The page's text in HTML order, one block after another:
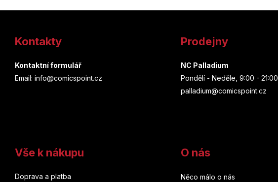
Kontakty
Kontaktní formulář
Email: info@comicspoint.cz
Prodejny
NC Palladium
Pondělí - Neděle, 9:00 - 21:00
palladium@comicspoint.cz
Vše k nákupu
Doprava a platba
O nás
Něco málo o nás